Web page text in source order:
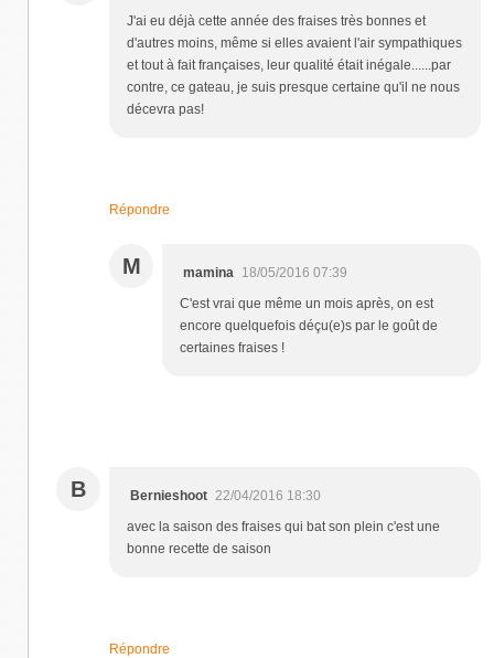
J'ai eu déjà cette année des fraises très bonnes et
d'autres moins, même si elles avaient l'air sympathiques
et tout à fait françaises, leur qualité était inégale......par
contre, ce gateau, je suis presque certaine qu'il ne nous
décevra pas!
Répondre
M mamina
18/05/2016 07:39
C'est vrai que même un mois après, on est
encore quelquefois déçu(e)s par le goût de
certaines fraises !
B Bernieshoot 22/04/2016 18:30
avec la saison des fraises qui bat son plein c'est une
bonne recette de saison
Répondre